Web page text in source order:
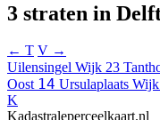
3 straten in
← T V →
Uilensingel Wijk 23
Oost 14 Ursulaplaats Wijk
K
Kadastraleperceelkaart.nl